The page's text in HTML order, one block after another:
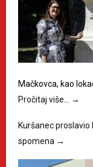
Mačkovca, kao
Pročitaj više… →
Kuršanec
spomena →